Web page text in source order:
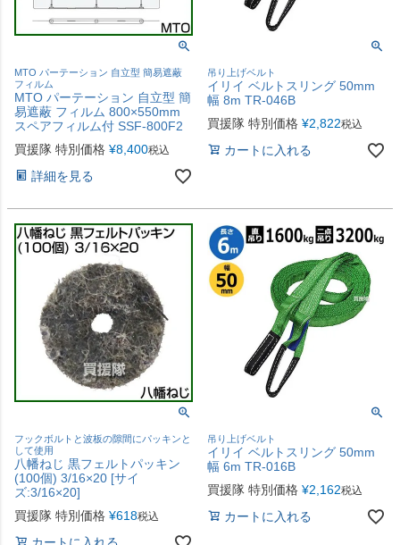
MTO パーテーション 自立型 簡易遮蔽
フィルム
MTO パーテーション 自立型 簡
易遮蔽 フィルム 800×550mm
スペアフィルム付 SSF-800F2
買援隊 特別価格 ¥8,400税込
詳細を見る
吊り上げベルト
イリイ ベルトスリング 50mm
幅 8m TR-046B
買援隊 特別価格 ¥2,822税込
カートに入れる
フックボルトと波板の隙間にパッキンと
して使用
八幡ねじ 黒フェルトパッキン
(100個) 3/16×20 [サイ
ズ:3/16×20]
買援隊 特別価格 ¥618税込
カートに入れる
吊り上げベルト
イリイ ベルトスリング 50mm
幅 6m TR-016B
買援隊 特別価格 ¥2,162税込
カートに入れる